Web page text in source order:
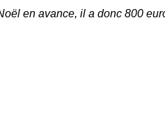
en avance, il a donc 800